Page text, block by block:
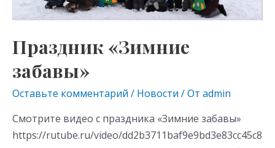
Праздник «Зимние
забавы»
Оставьте комментарий / Новости / От admin
Смотрите видео с праздника «Зимние забавы»
https://rutube.ru/video/dd2b3711baf9e9bd3e83cc45c8